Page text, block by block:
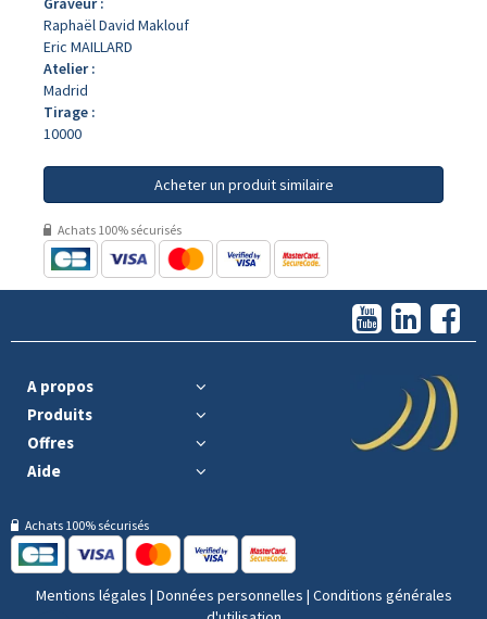
Raphaël David Maklouf
Eric MAILLARD
Atelier :
Madrid
Tirage :
10000
Acheter un produit similaire
Achats 100% sécurisés
A propos
Produits
Offres
Aide
Achats 100% sécurisés
Mentions légales | Données personnelles | Conditions générales